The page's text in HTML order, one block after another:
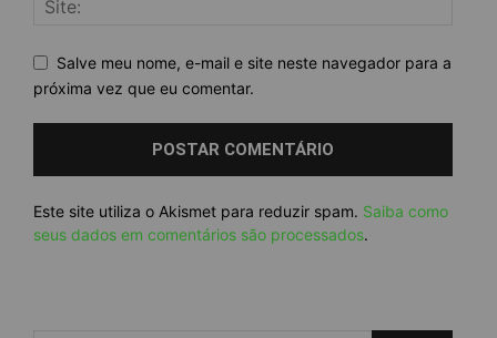
Salve meu nome, e-mail e site neste navegador para a
próxima vez que eu comentar.
Este site utiliza o Akismet para reduzir spam. Saiba como
seus dados em comentários são processados.